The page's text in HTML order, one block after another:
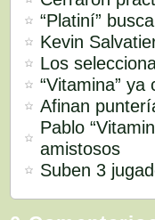
“Platiní”
Kevin
Los
“Vitamina”
Afinan
Pablo
amistosos
Suben 3